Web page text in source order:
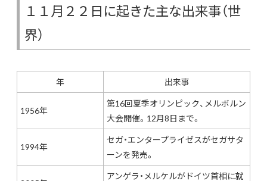
１１月２２日に起きた主な出来事（世
界）
年 出来事
1956年
第16回夏季オリンピック、メルボルン
大会開催。12月8日まで。
1994年
セガ・エンタープライゼスがセガサタ
ーンを発売。
アンゲラ・メルケルがドイツ首相に就